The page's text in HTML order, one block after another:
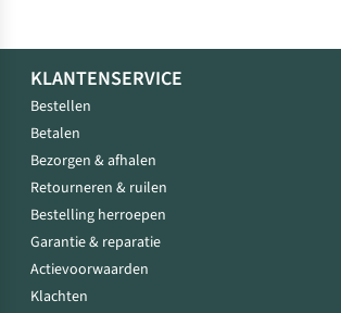
KLANTENSERVICE
Bestellen
Betalen
Bezorgen & afhalen
Retourneren & ruilen
Bestelling herroepen
Garantie & reparatie
Actievoorwaarden
Klachten